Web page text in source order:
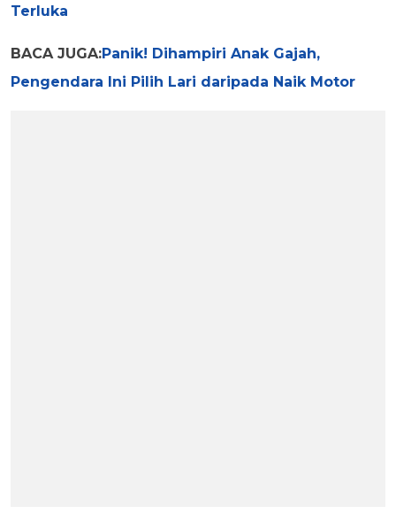
Terluka
BACA JUGA:Panik! Dihampiri Anak Gajah,
Pengendara Ini Pilih Lari daripada Naik Motor